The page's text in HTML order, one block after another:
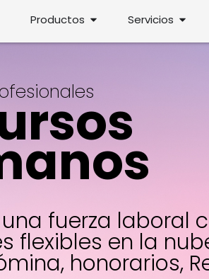
Productos Open Productos
Servicios Open
fuerza laboral
flexibles en la
honorarios,